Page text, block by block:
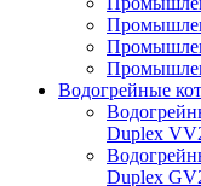
Водогрейные
Duplex
Duplex